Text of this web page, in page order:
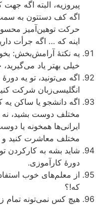
پیروزیه، البته اگه
اگه کف دستتون به سمت
حرکت توهین‌آمیز
اینه که … اگه جرأت
یه نکتۀ آرامش‌بخش:
خیلی بهتر یاد
اگه می‌تونید، تو یه
انگلیسی‌زبان شرکت
اگه دانشجو یا ساکن
مختلف دوست بشید،
ایرانی‌ها همخونه یا
مختلف معاشرت کنید و
شاید بشه به کار‌کردن
دورۀ کارآموزی.
از معلم‌های خوب
که!؟
هیچ کس نمی‌تونه تمام